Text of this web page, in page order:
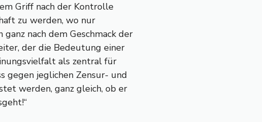
Griff nach der Kontrolle
zu werden, wo nur
nach dem Geschmack der
der die Bedeutung einer
als zentral für
gegen jeglichen Zensur- und
werden, ganz gleich, ob er